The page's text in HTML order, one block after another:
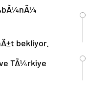
bekliyor.
TÃ¼rkiye